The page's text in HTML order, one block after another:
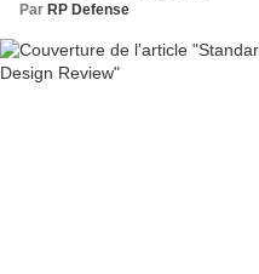
Par RP Defense